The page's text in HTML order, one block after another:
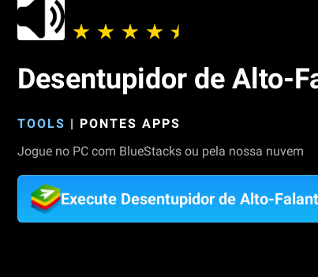
Desentupidor de Alto-
TOOLS | PONTES APPS
Jogue no PC com BlueStacks ou pela nossa nuvem
Execute Desentupidor de Alto-